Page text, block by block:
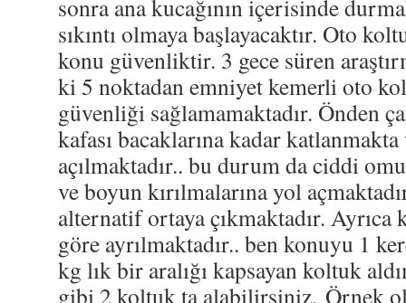
sonra ana kucağının içerisinde
sıkıntı olmaya başlayacaktır. Oto
konu güvenliktir. 3 gece süren
ki 5 noktadan emniyet kemerli oto
güvenliği sağlamamaktadır. Önden
kafası bacaklarına kadar
açılmaktadır.. bu durum da ciddi
ve boyun kırılmalarına yol
alternatif ortaya çıkmaktadır.
göre ayrılmaktadır.. ben konuyu 1
kg lık bir aralığı kapsayan koltuk
gibi 2 koltuk ta alabilirsiniz. Örnek